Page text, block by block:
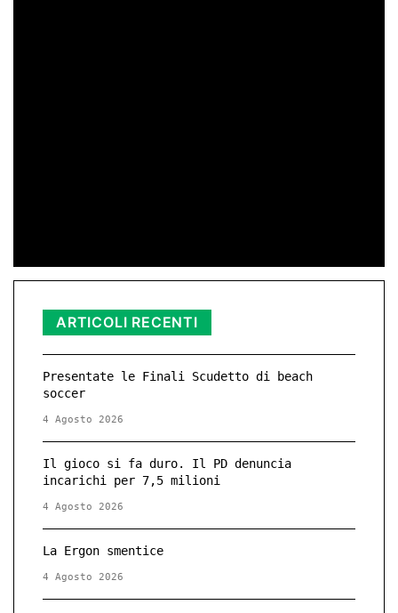
ARTICOLI RECENTI
Presentate le Finali Scudetto di beach
soccer
4 Agosto 2026
Il gioco si fa duro. Il PD denuncia
incarichi per 7,5 milioni
4 Agosto 2026
La Ergon smentice
4 Agosto 2026